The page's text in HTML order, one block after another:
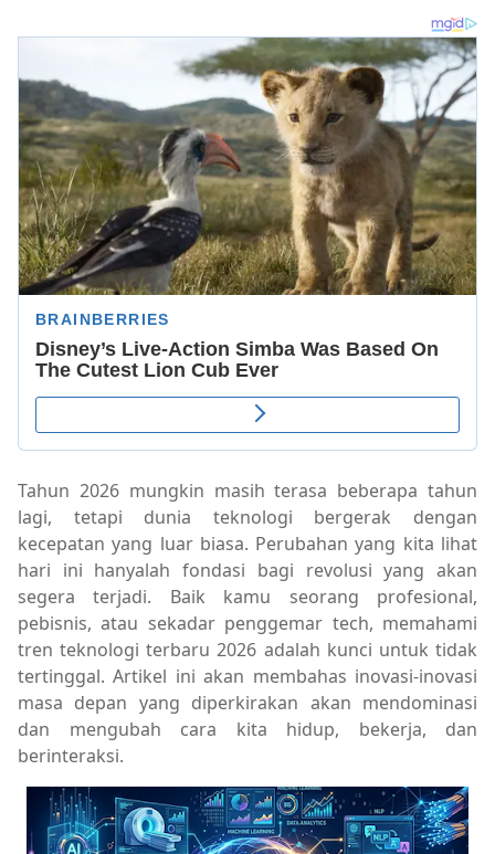
Tahun 2026 mungkin masih terasa beberapa tahun
lagi, tetapi dunia teknologi bergerak dengan
kecepatan yang luar biasa. Perubahan yang kita lihat
hari ini hanyalah fondasi bagi revolusi yang akan
segera terjadi. Baik kamu seorang profesional,
pebisnis, atau sekadar penggemar tech, memahami
tren teknologi terbaru 2026 adalah kunci untuk tidak
tertinggal. Artikel ini akan membahas inovasi-inovasi
masa depan yang diperkirakan akan mendominasi
dan mengubah cara kita hidup, bekerja, dan
berinteraksi.